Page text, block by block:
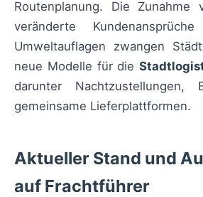
Routenplanung. Die Zunahme
veränderte
Umweltauflagen zwangen
neue Modelle für die
darunter Nachtzustellungen,
gemeinsame Lieferplattformen.
Aktueller Stand und
auf Frachtführer